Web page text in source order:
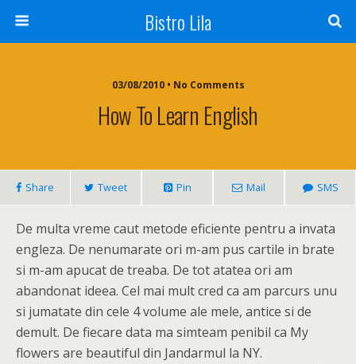
Bistro Lila
03/08/2010 • No Comments
How To Learn English
Share Tweet Pin Mail SMS
De multa vreme caut metode eficiente pentru a invata
engleza. De nenumarate ori m-am pus cartile in brate
si m-am apucat de treaba. De tot atatea ori am
abandonat ideea. Cel mai mult cred ca am parcurs unu
si jumatate din cele 4 volume ale mele, antice si de
demult. De fiecare data ma simteam penibil ca My
flowers are beautiful din Jandarmul la NY.